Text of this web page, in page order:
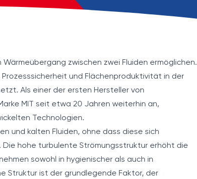
zwischen zwei Fluiden ermöglichen.
und Flächenproduktivität in der
Als einer der ersten Hersteller von
MIT seit etwa 20 Jahren weiterhin an,
Technologien.
und kalten Fluiden, ohne dass diese sich
hohe turbulente Strömungsstruktur erhöht die
sowohl in hygienischer als auch in
Struktur ist der grundlegende Faktor, der